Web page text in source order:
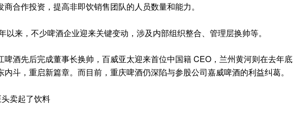
合作投资，提高非即饮销售团队的人员数量和能力。
以来，不少啤酒企业迎来关键变动，涉及内部组织整合、管理层换帅等。
啤酒先后完成董事长换帅，百威亚太迎来首位中国籍 CEO，兰州黄河则在去年底
斗，重启新篇章。而目前，重庆啤酒仍深陷与参股公司嘉威啤酒的利益纠葛。
头卖起了饮料